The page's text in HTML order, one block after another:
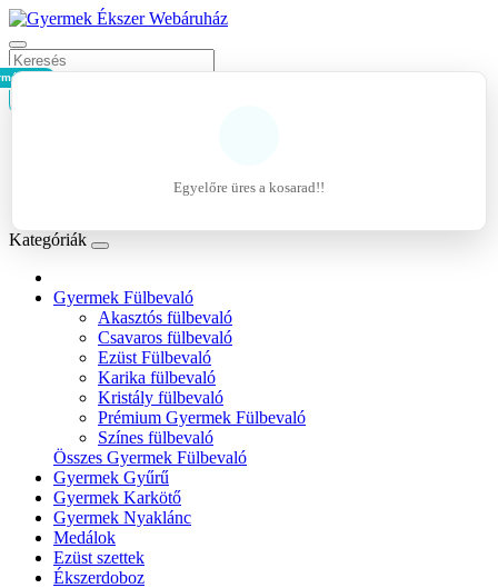
- 0Ft
Egyelőre üres a kosarad!!
Kategóriák
Gyermek Fülbevaló
Akasztós fülbevaló
Csavaros fülbevaló
Ezüst Fülbevaló
Karika fülbevaló
Kristály fülbevaló
Prémium Gyermek Fülbevaló
Színes fülbevaló
Összes Gyermek Fülbevaló
Gyermek Gyűrű
Gyermek Karkötő
Gyermek Nyaklánc
Medálok
Ezüst szettek
Ékszerdoboz